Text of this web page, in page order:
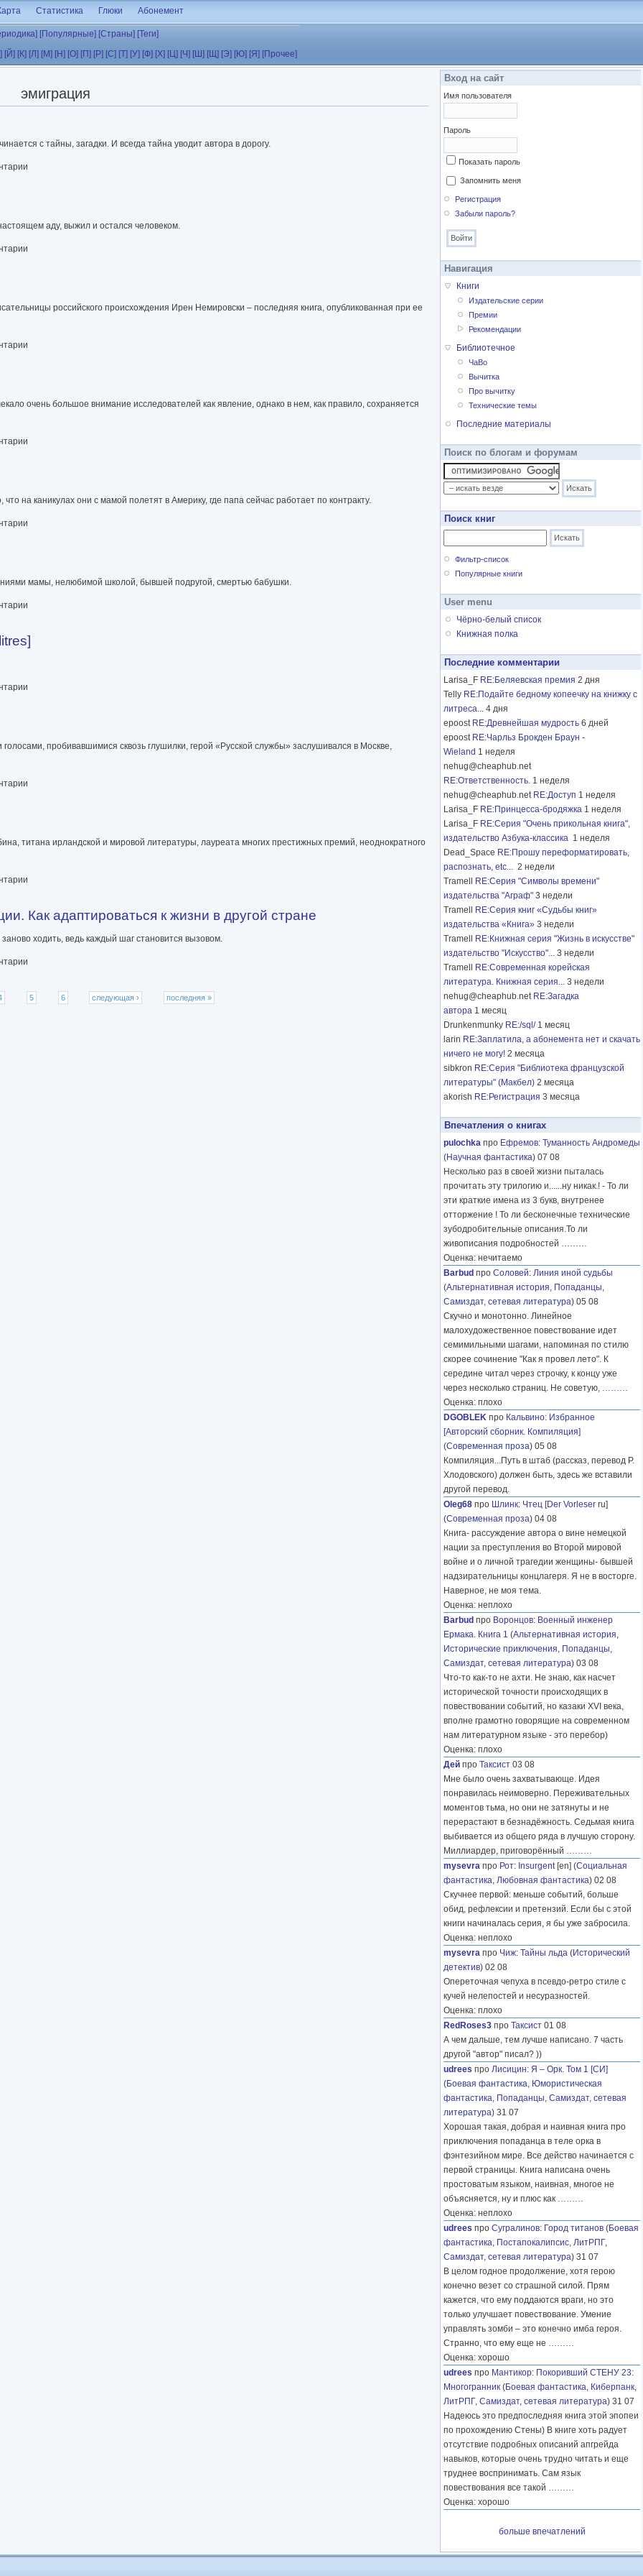
Статистика Глюки Абонемент
[Популярные] [Страны] [Теги]
[Й] [К] [Л] [М] [Н] [О] [П] [Р] [С] [Т] [У] [Ф] [Х] [Ц] [Ч] [Ш] [Щ] [Э] [Ю] [Я] [Прочее]
эмиграция
с тайны, загадки. И всегда тайна уводит автора в дорогу.
аду, выжил и остался человеком.
российского происхождения Ирен Немировски – последняя книга, опубликованная при ее
очень большое внимание исследователей как явление, однако в нем, как правило, сохраняется
на каникулах они с мамой полетят в Америку, где папа сейчас работает по контракту.
мамы, нелюбимой школой, бывшей подругой, смертью бабушки.
пробивавшимися сквозь глушилки, герой «Русской службы» заслушивался в Москве,
титана ирландской и мировой литературы, лауреата многих престижных премий, неоднократного
Как адаптироваться к жизни в другой стране
ходить, ведь каждый шаг становится вызовом.
к жизни в другой стране
5 6 следующая › последняя »
Вход на сайт
Имя пользователя
Пароль
Показать пароль
Запомнить меня
Регистрация
Забыли пароль?
Навигация
Книги
Издательские серии
Премии
Рекомендации
Библиотечное
ЧаВо
Вычитка
Про вычитку
Технические темы
Последние материалы
Поиск по блогам и форумам
Поиск книг
Фильтр-список
Популярные книги
User menu
Чёрно-белый список
Книжная полка
Последние комментарии
Larisa_F RE:Беляевская премия 2 дня
Telly RE:Подайте бедному копеечку на книжку с
литреса... 4 дня
epoost RE:Древнейшая мудрость 6 дней
epoost RE:Чарльз Брокден Браун -
Wieland 1 неделя
nehug@cheaphub.net
RE:Ответственность. 1 неделя
nehug@cheaphub.net RE:Доступ 1 неделя
Larisa_F RE:Принцесса-бродяжка 1 неделя
Larisa_F RE:Серия "Очень прикольная книга",
издательство Азбука-классика 1 неделя
Dead_Space RE:Прошу переформатировать,
распознать, etc... 2 недели
Tramell
RE:Серия "Символы времени"
издательства "Аграф" 3 недели
Tramell
RE:Серия книг «Судьбы книг»
издательства «Книга» 3 недели
Tramell
RE:Книжная серия "Жизнь в искусстве"
издательство "Искусство"... 3 недели
Tramell
RE:Современная корейская
литература. Книжная серия... 3 недели
nehug@cheaphub.net RE:Загадка
автора 1 месяц
Drunkenmunky RE:/sql/ 1 месяц
larin RE:Заплатила, а абонемента нет и скачать
ничего не могу! 2 месяца
sibkron RE:Серия "Библиотека французской
литературы" (Макбел) 2 месяца
akorish RE:Регистрация 3 месяца
Впечатления о книгах
pulochka про Ефремов: Туманность Андромеды
(Научная фантастика) 07 08
Несколько раз в своей жизни пыталась
прочитать эту трилогию и......ну никак.! - То ли
эти краткие имена из 3 букв, внутренее
отторжение ! То ли бесконечные технические
зубодробительные описания.То ли
живописания подробностей ………
Оценка: нечитаемо
Barbud про Соловей: Линия иной судьбы
(Альтернативная история, Попаданцы,
Самиздат, сетевая литература) 05 08
Скучно и монотонно. Линейное
малохудожественное повествование идет
семимильными шагами, напоминая по стилю
скорее сочинение "Как я провел лето". К
середине читал через строчку, к концу уже
через несколько страниц. Не советую, ………
Оценка: плохо
DGOBLEK про Кальвино: Избранное
[Авторский сборник. Компиляция]
(Современная проза) 05 08
Компиляция...Путь в штаб (рассказ, перевод Р.
Хлодовского) должен быть, здесь же вставили
другой перевод.
Oleg68 про Шлинк: Чтец [Der Vorleser ru]
(Современная проза) 04 08
Книга- рассуждение автора о вине немецкой
нации за преступления во Второй мировой
войне и о личной трагедии женщины- бывшей
надзирательницы концлагеря. Я не в восторге.
Наверное, не моя тема.
Оценка: неплохо
Barbud про Воронцов: Военный инженер
Ермака. Книга 1 (Альтернативная история,
Исторические приключения, Попаданцы,
Самиздат, сетевая литература) 03 08
Что-то как-то не ахти. Не знаю, как насчет
исторической точности происходящих в
повествовании событий, но казаки XVI века,
вполне грамотно говорящие на современном
нам литературном языке - это перебор)
Оценка: плохо
Дей про Таксист 03 08
Мне было очень захватывающе. Идея
понравилась неимоверно. Переживательных
моментов тьма, но они не затянуты и не
перерастают в безнадёжность. Седьмая книга
выбивается из общего ряда в лучшую сторону.
Миллиардер, приговорённый ………
mysevra про Рот: Insurgent[en] (Социальная
фантастика, Любовная фантастика) 02 08
Скучнее первой: меньше событий, больше
обид, рефлексии и претензий. Если бы с этой
книги начиналась серия, я бы уже забросила.
Оценка: неплохо
mysevra про Чиж: Тайны льда (Исторический
детектив) 02 08
Опереточная чепуха в псевдо-ретро стиле с
кучей нелепостей и несуразностей.
Оценка: плохо
RedRoses3 про Таксист 01 08
А чем дальше, тем лучше написано. 7 часть
другой "автор" писал? ))
udrees про Лисицин: Я – Орк. Том 1 [СИ]
(Боевая фантастика, Юмористическая
фантастика, Попаданцы, Самиздат, сетевая
литература) 31 07
Хорошая такая, добрая и наивная книга про
приключения попаданца в теле орка в
фэнтезийном мире. Все действо начинается с
первой страницы. Книга написана очень
простоватым языком, наивная, многое не
объясняется, ну и плюс как ………
Оценка: неплохо
udrees про Сугралинов: Город титанов (Боевая
фантастика, Постапокалипсис, ЛитРПГ,
Самиздат, сетевая литература) 31 07
В целом годное продолжение, хотя герою
конечно везет со страшной силой. Прям
кажется, что ему поддаются враги, но это
только улучшает повествование. Умение
управлять зомби – это конечно имба героя.
Странно, что ему еще не ………
Оценка: хорошо
udrees про Мантикор: Покоривший СТЕНУ 23:
Многогранник (Боевая фантастика, Киберпанк,
ЛитРПГ, Самиздат, сетевая литература) 31 07
Надеюсь это предпоследняя книга этой эпопеи
по прохождению Стены) В книге хоть радует
отсутствие подробных описаний апгрейда
навыков, которые очень трудно читать и еще
труднее воспринимать. Сам язык
повествования все такой ………
Оценка: хорошо
больше впечатлений